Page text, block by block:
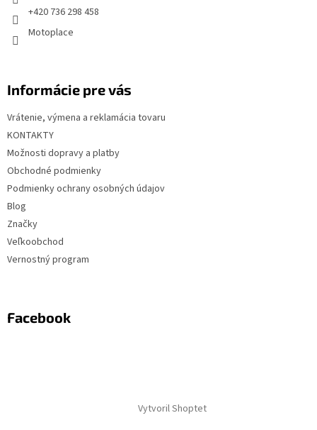
+420 736 298 458
Motoplace
Informácie pre vás
Vrátenie, výmena a reklamácia tovaru
KONTAKTY
Možnosti dopravy a platby
Obchodné podmienky
Podmienky ochrany osobných údajov
Blog
Značky
Veľkoobchod
Vernostný program
Facebook
Vytvoril Shoptet